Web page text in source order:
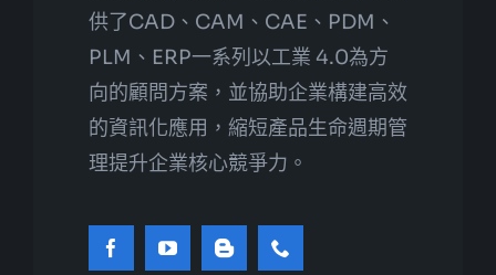
供了CAD、CAM、CAE、PDM、
PLM、ERP一系列以工業 4.0為方
向的顧問方案，並協助企業構建高效
的資訊化應用，縮短產品生命週期管
理提升企業核心競爭力。